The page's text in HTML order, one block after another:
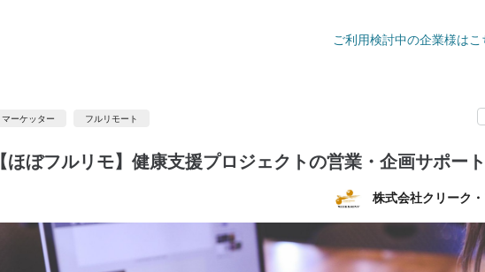
ご利用検討中の企業様はこ
マーケッター フルリモート
【ほぼフルリモ】健康支援プロジェクトの営業・企画サポート
株式会社クリーク